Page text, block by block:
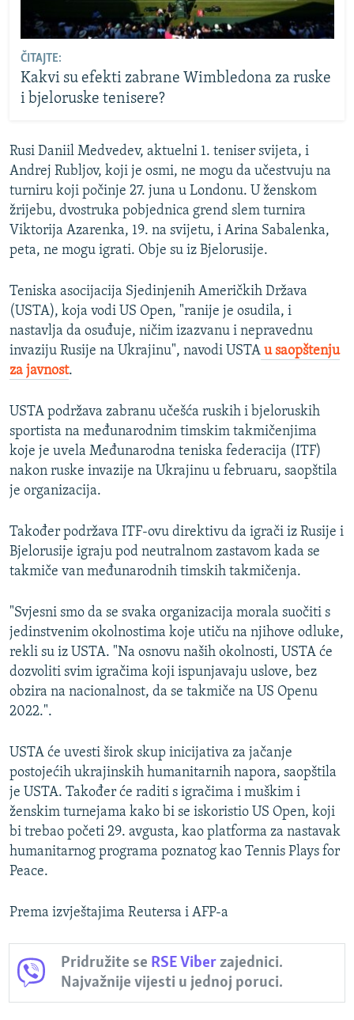
ČITAJTE:
Kakvi su efekti zabrane Wimbledona za ruske
i bjeloruske tenisere?
Rusi Daniil Medvedev, aktuelni 1. teniser svijeta, i
Andrej Rubljov, koji je osmi, ne mogu da učestvuju na
turniru koji počinje 27. juna u Londonu. U ženskom
žrijebu, dvostruka pobjednica grend slem turnira
Viktorija Azarenka, 19. na svijetu, i Arina Sabalenka,
peta, ne mogu igrati. Obje su iz Bjelorusije.
Teniska asocijacija Sjedinjenih Američkih Država
(USTA), koja vodi US Open, "ranije je osudila, i
nastavlja da osuđuje, ničim izazvanu i nepravednu
invaziju Rusije na Ukrajinu", navodi USTA u saopštenju
za javnost.
USTA podržava zabranu učešća ruskih i bjeloruskih
sportista na međunarodnim timskim takmičenjima
koje je uvela Međunarodna teniska federacija (ITF)
nakon ruske invazije na Ukrajinu u februaru, saopštila
je organizacija.
Također podržava ITF-ovu direktivu da igrači iz Rusije i
Bjelorusije igraju pod neutralnom zastavom kada se
takmiče van međunarodnih timskih takmičenja.
"Svjesni smo da se svaka organizacija morala suočiti s
jedinstvenim okolnostima koje utiču na njihove odluke,
rekli su iz USTA. "Na osnovu naših okolnosti, USTA će
dozvoliti svim igračima koji ispunjavaju uslove, bez
obzira na nacionalnost, da se takmiče na US Openu
2022.".
USTA će uvesti širok skup inicijativa za jačanje
postojećih ukrajinskih humanitarnih napora, saopštila
je USTA. Također će raditi s igračima i muškim i
ženskim turnejama kako bi se iskoristio US Open, koji
bi trebao početi 29. avgusta, kao platforma za nastavak
humanitarnog programa poznatog kao Tennis Plays for
Peace.
Prema izvještajima Reutersa i AFP-a
Pridružite se RSE Viberzajednici.
Najvažnije vijesti u jednoj poruci.